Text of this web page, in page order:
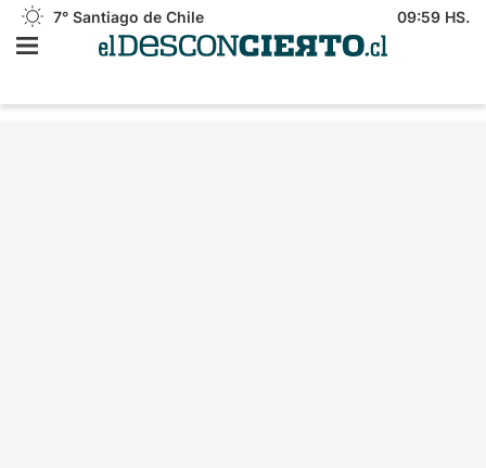
7° Santiago de Chile 09:59 HS.